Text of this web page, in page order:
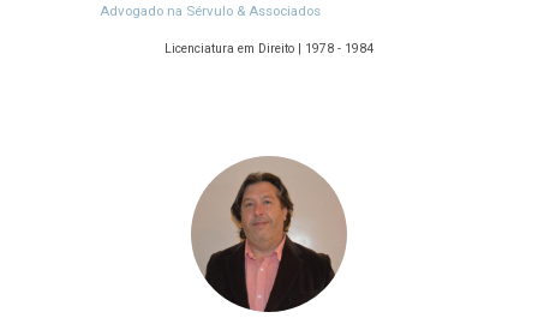
Advogado na Sérvulo & Associados
Licenciatura em Direito | 1978 - 1984